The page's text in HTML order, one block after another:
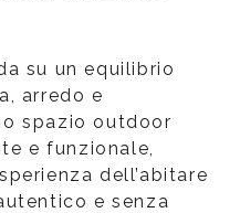
su un equilibrio
arredo e
spazio outdoor
e funzionale,
dell’abitare
e senza